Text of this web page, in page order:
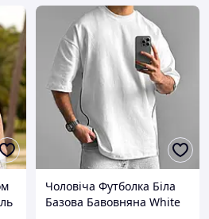
Чоловіча Футболка Біла
Базова Бавовняна White